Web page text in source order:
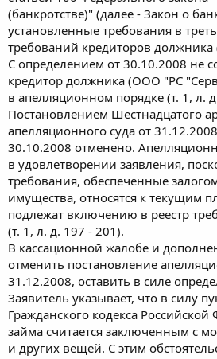
(банкротстве)" (далее - Закон о
установленные требования в
требований кредиторов должника
С определением от 30.10.2008 не
кредитор должника (ООО "РС
в апелляционном порядке (т. 1, л.
Постановлением Шестнадцатого
апелляционного суда от
30.10.2008 отменено.
в удовлетворении заявления,
требования, обеспеченные
имущества, относятся к текущим
подлежат включению в реестр
(т. 1, л. д. 197 - 201).
В кассационной жалобе и
отменить постановление
31.12.2008, оставить в силе
Заявитель указывает, что в силу
Гражданского кодекса
займа считается заключенным с
и других вещей. С этим